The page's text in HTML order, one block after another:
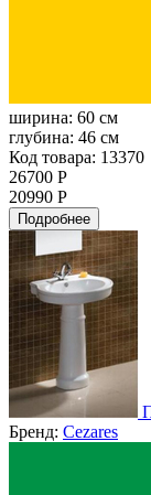
ширина: 60 см
глубина: 46 см
Код товара: 13370
26700 Р
20990 Р
Подробнее
Бренд: Cezares